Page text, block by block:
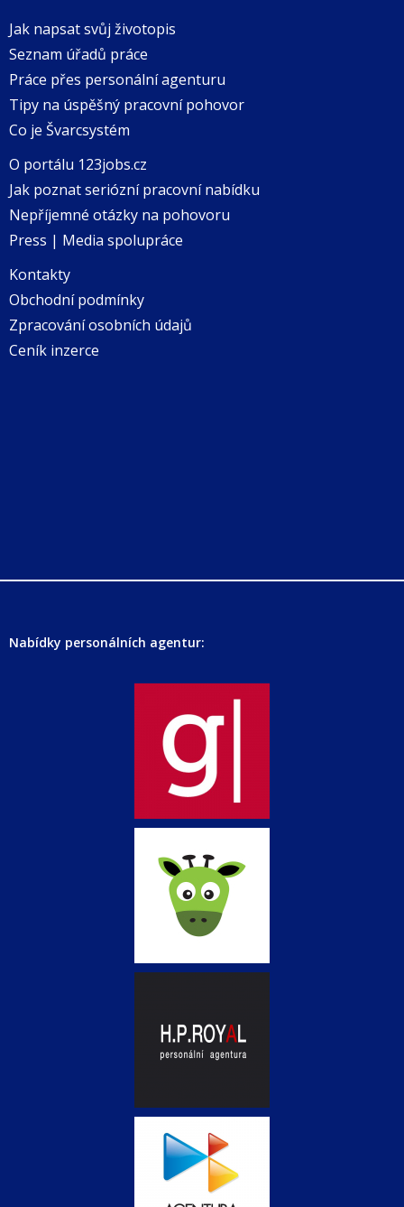
Jak napsat svůj životopis
Seznam úřadů práce
Práce přes personální agenturu
Tipy na úspěšný pracovní pohovor
Co je Švarcsystém
O portálu 123jobs.cz
Jak poznat seriózní pracovní nabídku
Nepříjemné otázky na pohovoru
Press | Media spolupráce
Kontakty
Obchodní podmínky
Zpracování osobních údajů
Ceník inzerce
Nabídky personálních agentur: